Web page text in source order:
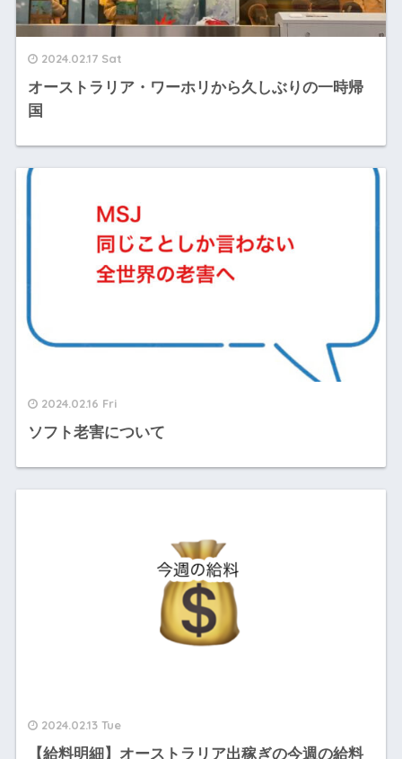
2024.02.17 Sat
オーストラリア・ワーホリから久しぶりの一時帰
国
2024.02.16 Fri
ソフト老害について
2024.02.13 Tue
【給料明細】オーストラリア出稼ぎの今週の給料